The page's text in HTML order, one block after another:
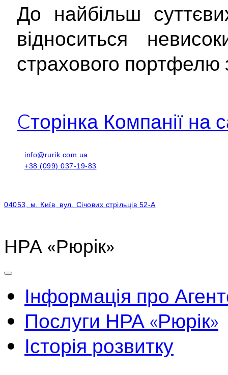
До найбільш
відноситься
страхового портфелю
Cторінка Компанії на
info@rurik.com.ua
+38 (099) 037-19-83
04053, м. Київ, вул. Січових стрільців 52-А
НРА «Рюрік»
Інформація про
Послуги НРА «Рюрік»
Історія розвитку